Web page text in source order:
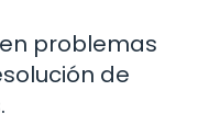
problemas
de